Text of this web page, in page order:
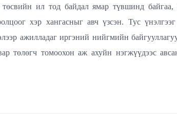
ил тод байдал ямар түвшинд байгаа,
хэр хангасныг авч үзсэн. Тус
ажилладаг иргэний нийгмийн
төлөгч томоохон аж ахуйн нэгжүүдээс